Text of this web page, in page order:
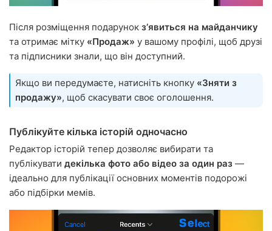
Після розміщення подарунок зʼявиться на майданчику
та отримає мітку «Продаж» у вашому профілі, щоб друзі
та підписники знали, що він доступний.
Якщо ви передумаєте, натисніть кнопку «Зняти з
продажу», щоб скасувати своє оголошення.
Публікуйте кілька історій одночасно
Редактор історій тепер дозволяє вибирати та
публікувати декілька фото або відео за один раз —
ідеально для публікації основних моментів подорожі
або підбірки мемів.